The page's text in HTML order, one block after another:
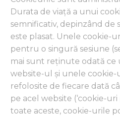
Durata de viață a unui
semnificativ, depinzând
este plasat. Unele cookie-
pentru o singură sesiune
mai sunt reținute odată ce
website-ul și unele
refolosite de fiecare dată
pe acel website (‘cookie-
toate aceste, cookie-urile